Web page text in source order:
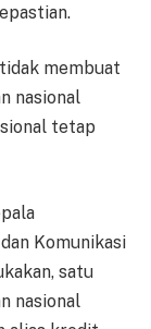
membuat
nasional
tetap
Komunikasi
satu
nasional